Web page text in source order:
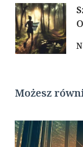
wpisu
Możesz